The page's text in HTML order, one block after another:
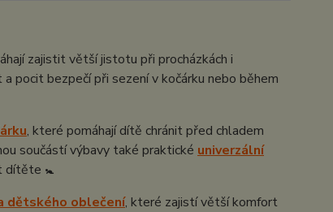
zajistit větší jistotu při procházkách i
pocit bezpečí při sezení v kočárku nebo během
, které pomáhají dítě chránit před chladem
součástí výbavy také praktické univerzální
dítěte 🚼
dětského oblečení, které zajistí větší komfort